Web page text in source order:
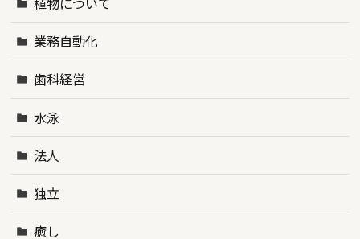
業務自動化
歯科経営
水泳
法人
独立
癒し